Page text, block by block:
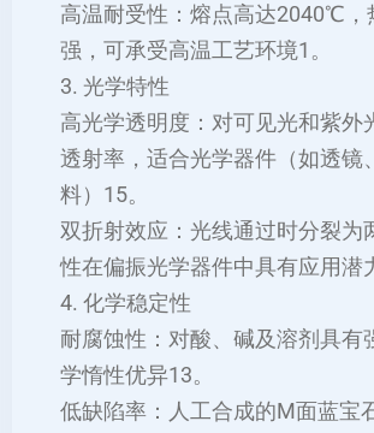
高温耐受性‌：熔点高达2040℃，
强，可承受高温工艺环境‌1。
3. ‌光学特性‌
高光学透明度‌：对可见光和紫外
透射率，适合光学器件（如透镜
料）‌15。
双折射效应‌：光线通过时分裂为
性在偏振光学器件中具有应用潜
4. ‌化学稳定性‌
耐腐蚀性‌：对酸、碱及溶剂具有
学惰性优异‌13。
低缺陷率‌：人工合成的M面蓝宝